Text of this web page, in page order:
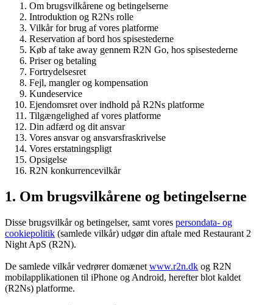
Om brugsvilkårene og betingelserne
Introduktion og R2Ns rolle
Vilkår for brug af vores platforme
Reservation af bord hos spisestederne
Køb af take away gennem R2N Go, hos spisestederne
Priser og betaling
Fortrydelsesret
Fejl, mangler og kompensation
Kundeservice
Ejendomsret over indhold på R2Ns platforme
Tilgængelighed af vores platforme
Din adfærd og dit ansvar
Vores ansvar og ansvarsfraskrivelse
Vores erstatningspligt
Opsigelse
R2N konkurrencevilkår
1. Om brugsvilkårene og betingelserne
Disse brugsvilkår og betingelser, samt vores persondata- og
cookiepolitik (samlede vilkår) udgør din aftale med Restaurant 2
Night ApS (R2N).
De samlede vilkår vedrører domænet www.r2n.dk og R2N
mobilapplikationen til iPhone og Android, herefter blot kaldet
(R2Ns) platforme.